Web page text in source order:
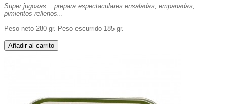
Super jugosas... prepara espectaculares ensaladas, empanadas,
pimientos rellenos...
Peso neto 280 gr. Peso escurrido 185 gr.
Añadir al carrito